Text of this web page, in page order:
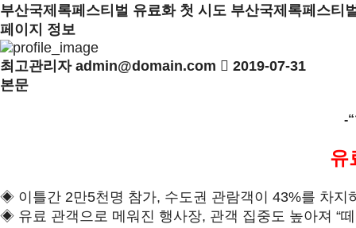
부산국제록페스티벌 유료화 첫 시도 부산국제록페스티
페이지 정보
최고관리자 admin@domain.com
2019-07-31
본문
-
유
◈ 이틀간 2만5천명 참가, 수도권 관람객이 43%를 차지
◈ 유료 관객으로 메워진 행사장, 관객 집중도 높아져 “